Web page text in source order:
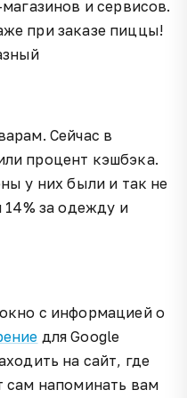
и сервисов.
при заказе пиццы!
Сейчас в
процент кэшбэка.
у них были и так не
14% за одежду и
с информацией о
для Google
на сайт, где
сам напоминать вам